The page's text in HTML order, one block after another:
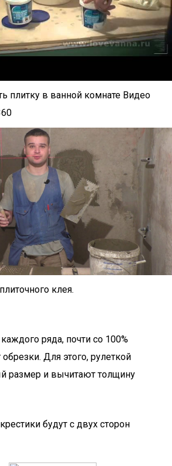
плитку в ванной комнате Видео
клея.
ряда, почти со 100%
обрезки. Для этого, рулеткой
размер и вычитают толщину
будут с двух сторон